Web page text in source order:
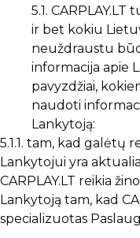
5.1.
ir bet kokiu
neuždraustu
informacija apie
pavyzdžiai,
naudoti
Lankytoją:
5.1.1. tam, kad galėtų
Lankytojui yra
CARPLAY.LT reikia
Lankytoją tam, kad
specializuotas